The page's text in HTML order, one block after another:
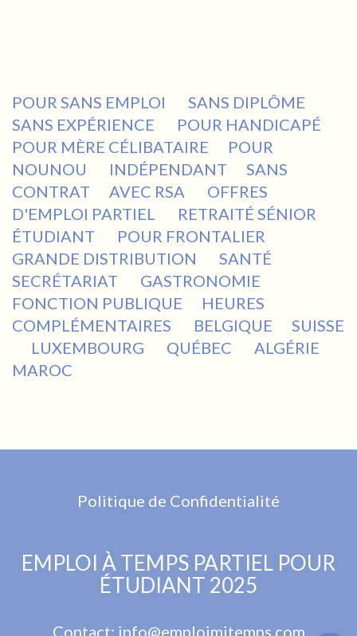
POUR SANS EMPLOI
SANS DIPLÔME
SANS EXPÉRIENCE
POUR HANDICAPÉ
POUR MÈRE CÉLIBATAIRE
POUR
NOUNOU
INDÉPENDANT
SANS
CONTRAT
AVEC RSA
OFFRES
D'EMPLOI PARTIEL
RETRAITÉ SÉNIOR
ÉTUDIANT
POUR FRONTALIER
GRANDE DISTRIBUTION
SANTÉ
SECRÉTARIAT
GASTRONOMIE
FONCTION PUBLIQUE
HEURES
COMPLÉMENTAIRES
BELGIQUE
SUISSE
LUXEMBOURG
QUÉBEC
ALGÉRIE
MAROC
Politique de Confidentialité
EMPLOI À TEMPS PARTIEL POUR
ÉTUDIANT 2025
Contact: info@emploimitemps.com